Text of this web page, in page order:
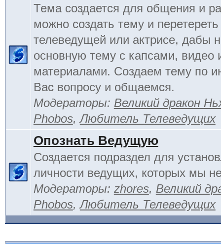
Тема создается для общения и
можно создать тему и перетереть
телеведущей или актрисе, дабы
основную тему с капсами, видео
материалами. Создаем тему по
Вас вопросу и общаемся.
Модераторы: Великий дракон
Phobos,Любитель Телеведущих
Опознать Ведущую
Создается подраздел для
личности ведущих, которых мы
Модераторы: zhores, Великий
Phobos,Любитель Телеведущих